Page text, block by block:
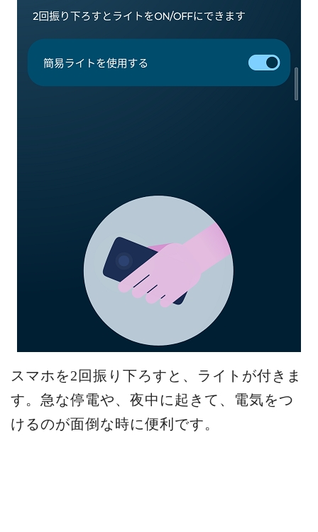
スマホを2回振り下ろすと、ライトが付きま
す。急な停電や、夜中に起きて、電気をつ
けるのが面倒な時に便利です。